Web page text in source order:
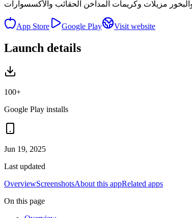
والبخور مزيلات وكريمات المداخن الحقائب والأكسسوارات
App Store Google Play Visit website
Launch details
100+
Google Play installs
Jun 19, 2025
Last updated
OverviewScreenshotsAbout this appRelated apps
On this page